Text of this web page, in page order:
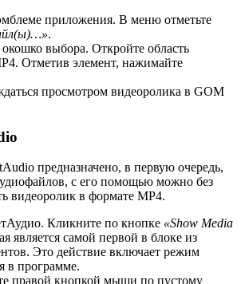
приложения. В меню отметьте
.
выбора. Откройте область
Отметив элемент, нажимайте
просмотром видеоролика в GOM
предназначено, в первую очередь,
с его помощью можно без
видеоролик в формате MP4.
Кликните по кнопке «Show Media
является самой первой в блоке из
Это действие включает режим
в программе.
правой кнопкой мыши по пустому